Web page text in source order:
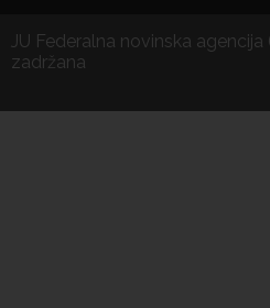
JU Federalna novinska
zadržana